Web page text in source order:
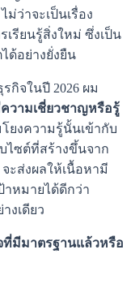
ว่าจะเป็นเรื่อง
รียนรู้สิ่งใหม่ ซึ่งเป็น
ด้อย่างยั่งยืน
กิจในปี 2026 ผม
วามเชี่ยวชาญหรือรู้
ยงความรู้นั้นเข้ากับ
บไซต์ที่สร้างขึ้นจาก
ะส่งผลให้เนื้อหามี
าหมายได้ดีกว่า
งเดียว
ที่มีมาตรฐานแล้วหรือ